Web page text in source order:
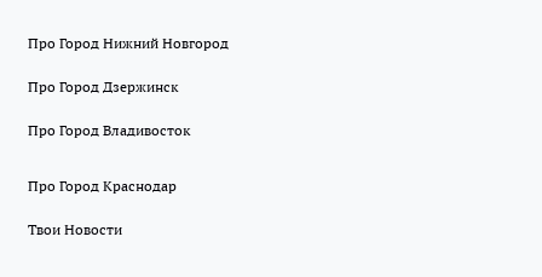
Про Город Нижний Новгород
Про Город Дзержинск
Про Город Владивосток
Про Город Краснодар
Твои Новости